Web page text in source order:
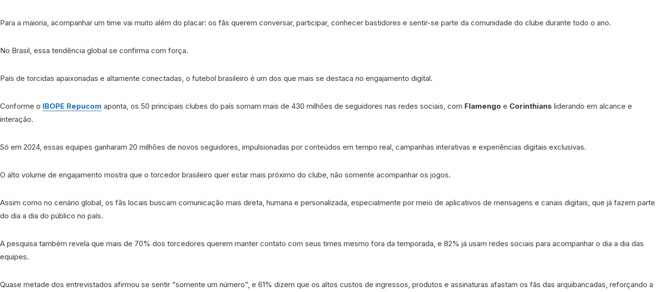
Para a maioria, acompanhar um time vai muito além do placar: os fãs querem conversar, participar, conhecer bastidores e sentir-se parte da comunidade do clube durante todo o ano.
No Brasil, essa tendência global se confirma com força.
País de torcidas apaixonadas e altamente conectadas, o futebol brasileiro é um dos que mais se destaca no engajamento digital.
Conforme o IBOPE Repucom aponta, os 50 principais clubes do país somam mais de 430 milhões de seguidores nas redes sociais, com Flamengo e Corinthians liderando em alcance e
interação.
Só em 2024, essas equipes ganharam 20 milhões de novos seguidores, impulsionadas por conteúdos em tempo real, campanhas interativas e experiências digitais exclusivas.
O alto volume de engajamento mostra que o torcedor brasileiro quer estar mais próximo do clube, não somente acompanhar os jogos.
Assim como no cenário global, os fãs locais buscam comunicação mais direta, humana e personalizada, especialmente por meio de aplicativos de mensagens e canais digitais, que já fazem parte
do dia a dia do público no país.
A pesquisa também revela que mais de 70% dos torcedores querem manter contato com seus times mesmo fora da temporada, e 82% já usam redes sociais para acompanhar o dia a dia das
equipes.
Quase metade dos entrevistados afirmou se sentir “somente um número”, e 61% dizem que os altos custos de ingressos, produtos e assinaturas afastam os fãs das arquibancadas, reforçando a